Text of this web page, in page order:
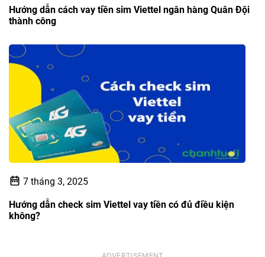
Hướng dẫn cách vay tiền sim Viettel ngân hàng Quân Đội
thành công
7 tháng 3, 2025
Hướng dẫn check sim Viettel vay tiền có đủ điều kiện
không?